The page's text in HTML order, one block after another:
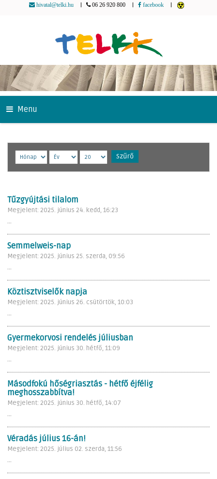
hivatal@telki.hu 06 26 920 800 facebook
Menu
Szűrő
Tűzgyújtási tilalom
Megjelent: 2025. június 24. kedd, 16:23
...
Semmelweis-nap
Megjelent: 2025. június 25. szerda, 09:56
...
Köztisztviselők napja
Megjelent: 2025. június 26. csütörtök, 10:03
...
Gyermekorvosi rendelés júliusban
Megjelent: 2025. június 30. hétfő, 11:09
...
Másodfokú hőségriasztás - hétfő éjfélig
meghosszabbítva!
Megjelent: 2025. június 30. hétfő, 14:07
...
Véradás július 16-án!
Megjelent: 2025. július 02. szerda, 11:56
...